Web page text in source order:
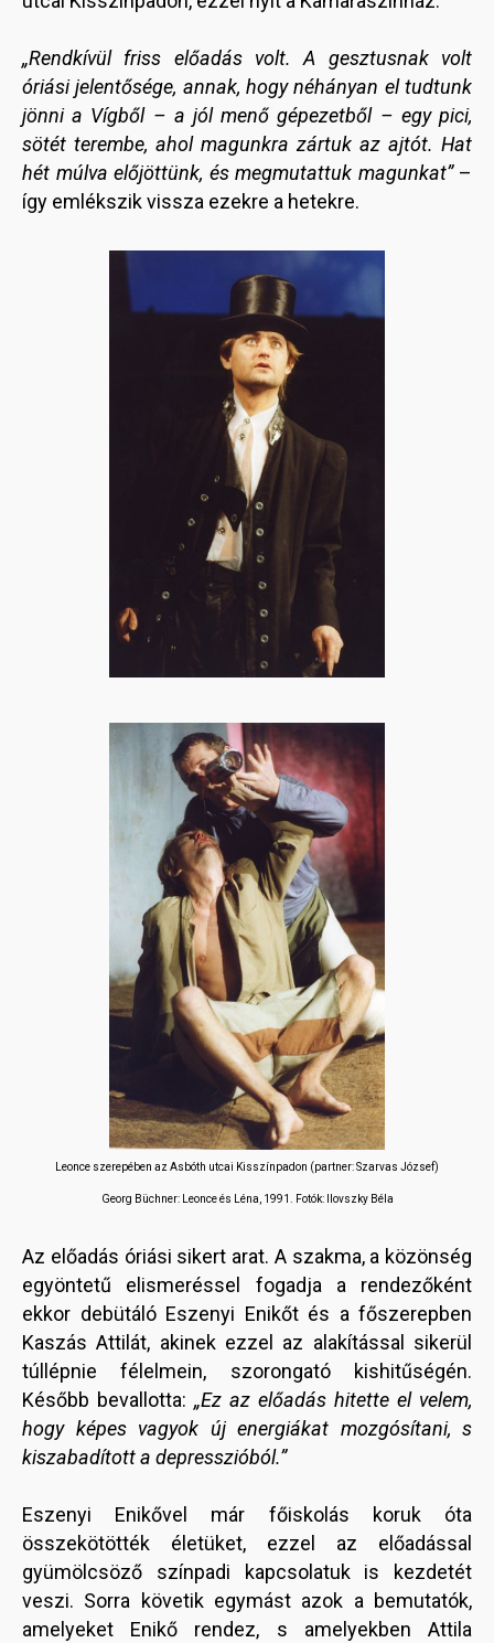
„Rendkívül friss előadás volt. A gesztusnak volt
óriási jelentősége, annak, hogy néhányan el tudtunk
jönni a Vígből – a jól menő gépezetből – egy pici,
sötét terembe, ahol magunkra zártuk az ajtót. Hat
hét múlva előjöttünk, és megmutattuk magunkat”–
így emlékszik vissza ezekre a hetekre.
Leonce szerepében az Asbóth utcai Kisszínpadon (partner: Szarvas József)
Georg Büchner: Leonce és Léna, 1991. Fotók: Ilovszky Béla
Az előadás óriási sikert arat. A szakma, a közönség
egyöntetű elismeréssel fogadja a rendezőként
ekkor debütáló Eszenyi Enikőt és a főszerepben
Kaszás Attilát, akinek ezzel az alakítással sikerül
túllépnie félelmein, szorongató kishitűségén.
Később bevallotta: „Ez az előadás hitette el velem,
hogy képes vagyok új energiákat mozgósítani, s
kiszabadított a depresszióból.”
Eszenyi Enikővel már főiskolás koruk óta
összekötötték életüket, ezzel az előadással
gyümölcsöző színpadi kapcsolatuk is kezdetét
veszi. Sorra követik egymást azok a bemutatók,
amelyeket Enikő rendez, s amelyekben Attila